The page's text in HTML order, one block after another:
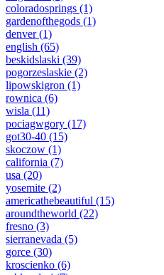
coloradosprings (1)
gardenofthegods (1)
denver(1)
english (65)
beskidslaski (39)
pogorzeslaskie (2)
lipowskigron (1)
rownica (6)
wisla (11)
pociagwgory (17)
got30-40 (15)
skoczow (1)
california (7)
usa (20)
yosemite (2)
americathebeautiful (15)
aroundtheworld (22)
fresno (3)
sierranevada (5)
gorce (30)
kroscienko (6)